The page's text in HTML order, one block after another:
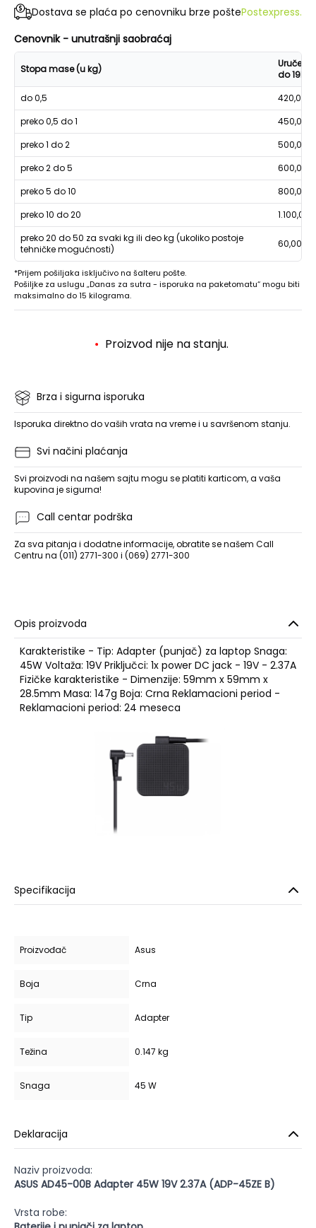
Dostava se plaća po cenovniku brze poštePostexpress.
Cenovnik - unutrašnji saobraćaj
Stopa mase (u kg)
Uručenje
do 19h
do 0,5
420,00
preko 0,5 do 1
450,00
preko 1 do 2
500,00
preko 2 do 5
600,00
preko 5 do 10
800,00
preko 10 do 20
1.100,00
preko 20 do 50 za svaki kg ili deo kg (ukoliko postoje
tehničke mogućnosti)
60,00
*Prijem pošiljaka isključivo na šalteru pošte.
Pošiljke za uslugu „Danas za sutra - isporuka na paketomatu“ mogu biti
maksimalno do 15 kilograma.
Proizvod nije na stanju.
Brza i sigurna isporuka
Isporuka direktno do vaših vrata na vreme i u savršenom stanju.
Svi načini plaćanja
Svi proizvodi na našem sajtu mogu se platiti karticom, a vaša
kupovina je sigurna!
Call centar podrška
Za sva pitanja i dodatne informacije, obratite se našem Call
Centru na (011) 2771-300 i (069) 2771-300
Opis proizvoda
Karakteristike - Tip: Adapter (punjač) za laptop Snaga:
45W Voltaža: 19V Priključci: 1x power DC jack - 19V - 2.37A
Fizičke karakteristike - Dimenzije: 59mm x 59mm x
28.5mm Masa: 147g Boja: Crna Reklamacioni period -
Reklamacioni period: 24 meseca
Specifikacija
Proizvođač Asus
Boja Crna
Tip Adapter
Težina 0.147 kg
Snaga 45 W
Deklaracija
Naziv proizvoda:
ASUS AD45-00B Adapter 45W 19V 2.37A (ADP-45ZE B)
Vrsta robe: